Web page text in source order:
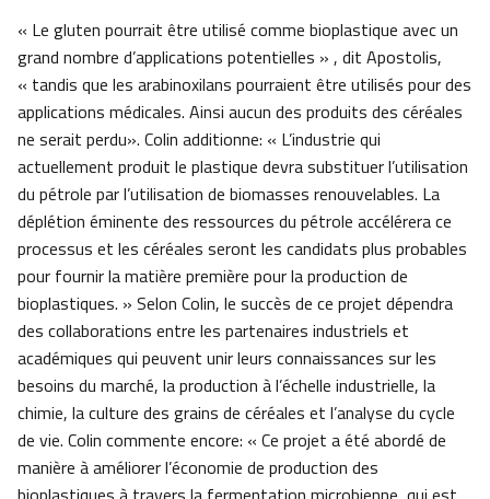
« Le gluten pourrait être utilisé comme bioplastique avec un
grand nombre d’applications potentielles » , dit Apostolis,
« tandis que les arabinoxilans pourraient être utilisés pour des
applications médicales. Ainsi aucun des produits des céréales
ne serait perdu». Colin additionne: « L’industrie qui
actuellement produit le plastique devra substituer l’utilisation
du pétrole par l’utilisation de biomasses renouvelables. La
déplétion éminente des ressources du pétrole accélérera ce
processus et les céréales seront les candidats plus probables
pour fournir la matière première pour la production de
bioplastiques. » Selon Colin, le succès de ce projet dépendra
des collaborations entre les partenaires industriels et
académiques qui peuvent unir leurs connaissances sur les
besoins du marché, la production à l’échelle industrielle, la
chimie, la culture des grains de céréales et l’analyse du cycle
de vie. Colin commente encore: « Ce projet a été abordé de
manière à améliorer l’économie de production des